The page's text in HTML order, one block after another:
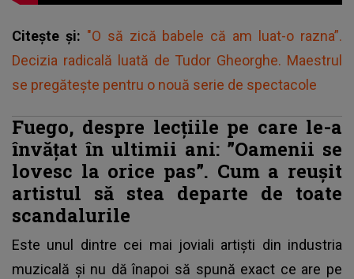
Citește și: "O să zică babele că am luat-o razna”.
Decizia radicală luată de Tudor Gheorghe. Maestrul
se pregătește pentru o nouă serie de spectacole
Fuego, despre lecțiile pe care le-a
învățat în ultimii ani: ”Oamenii se
lovesc la orice pas”. Cum a reușit
artistul să stea departe de toate
scandalurile
Este unul dintre cei mai joviali artiști din industria
muzicală și nu dă înapoi să spună exact ce are pe